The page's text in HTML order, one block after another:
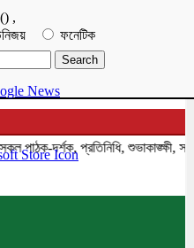
() ,
ফনেটিক
দর্শক, প্রতিনিধি, শুভাকাঙ্ক্ষী,